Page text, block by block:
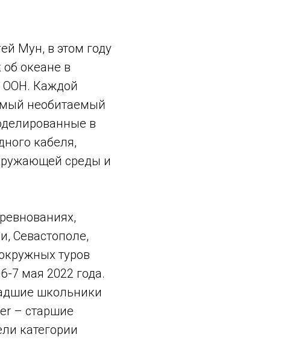
Мун, в этом году
океане в
ООН. Каждой
необитаемый
в
кабеля,
среды и
Севастополе,
туров
7 мая 2022 года.
школьники
– старшие
категории